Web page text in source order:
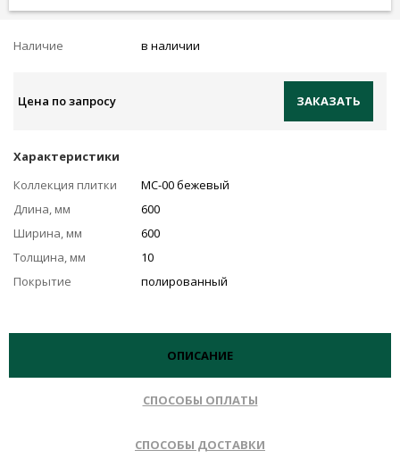
Наличие в наличии
Цена по запросу ЗАКАЗАТЬ
Характеристики
Коллекция плитки
MC-00 бежевый
Длина, мм
600
Ширина, мм
600
Толщина, мм
10
Покрытие
полированный
ОПИСАНИЕ
СПОСОБЫ ОПЛАТЫ
СПОСОБЫ ДОСТАВКИ